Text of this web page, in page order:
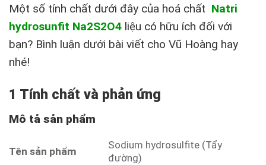
Một số tính chất dưới đây của hoá chất Natri
hydrosunfit Na2S2O4 liệu có hữu ích đối với
bạn? Bình luận dưới bài viết cho Vũ Hoàng hay
nhé!
1 Tính chất và phản ứng
Mô tả sản phẩm
Tên sản phẩm
Sodium hydrosulfite (Tẩy
đường)